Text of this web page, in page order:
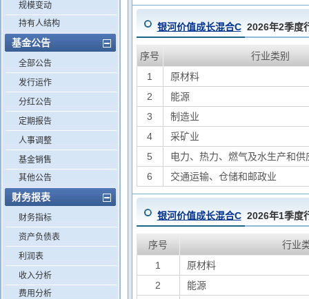
规模变动
持有人结构
基金公告
全部公告
发行运作
分红公告
定期报告
人事调整
基金销售
其他公告
财务报表
财务指标
资产负债表
利润表
收入分析
费用分析
银河价值成长混合C2026年2季度
序号
行业类别
1
原材料
2
能源
3
制造业
4
采矿业
5
电力、热力、燃气及水生产和供
6
交通运输、仓储和邮政业
银河价值成长混合C2026年1季度
序号
行业
1
原材料
2
能源